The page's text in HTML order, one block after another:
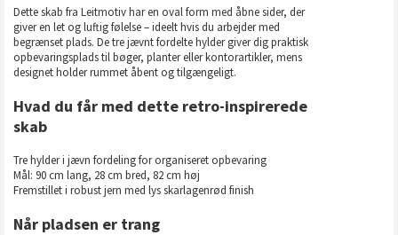
Dette skab fra Leitmotiv har en oval form med åbne sider, der
giver en let og luftig følelse – ideelt hvis du arbejder med
begrænset plads. De tre jævnt fordelte hylder giver dig praktisk
opbevaringsplads til bøger, planter eller kontorartikler, mens
designet holder rummet åbent og tilgængeligt.
Hvad du får med dette retro-inspirerede
skab
Tre hylder i jævn fordeling for organiseret opbevaring
Mål: 90 cm lang, 28 cm bred, 82 cm høj
Fremstillet i robust jern med lys skarlagenrød finish
Når pladsen er trang